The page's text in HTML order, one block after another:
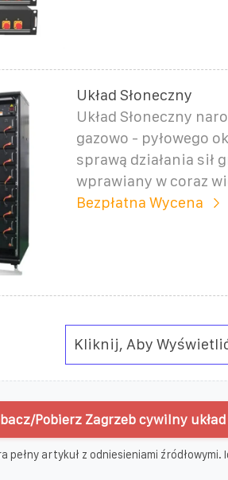
Układ Słoneczny
Układ Słoneczny
gazowo - pyłowego
sprawą działania sił
wprawiany w coraz
Bezpłatna Wycena
Kliknij, Aby
Pobierz Zagrzeb cywilny układ
pełny artykuł z odniesieniami